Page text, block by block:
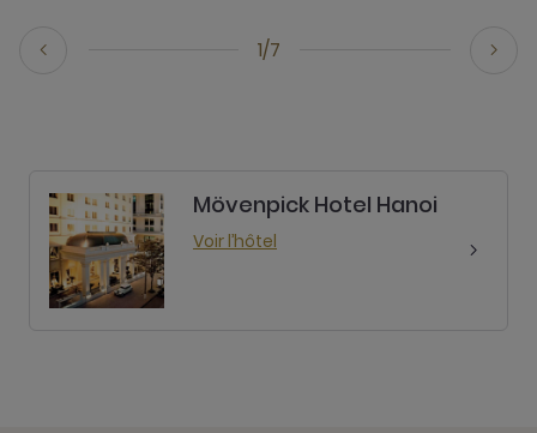
1/7
Mövenpick Hotel Hanoi
Voir l’hôtel